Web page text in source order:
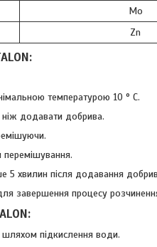
Mo
Zn
температурою 10 ° C.
додавати добрива.
5 хвилин після додавання
завершення процесу
шляхом підкислення води.